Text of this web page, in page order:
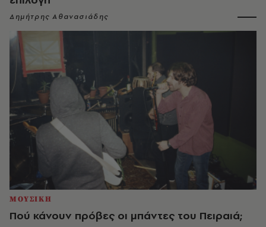
Δημήτρης Αθανασιάδης
ΜΟΥΣΙΚΗ
Πού κάνουν πρόβες οι μπάντες του Πειραιά;